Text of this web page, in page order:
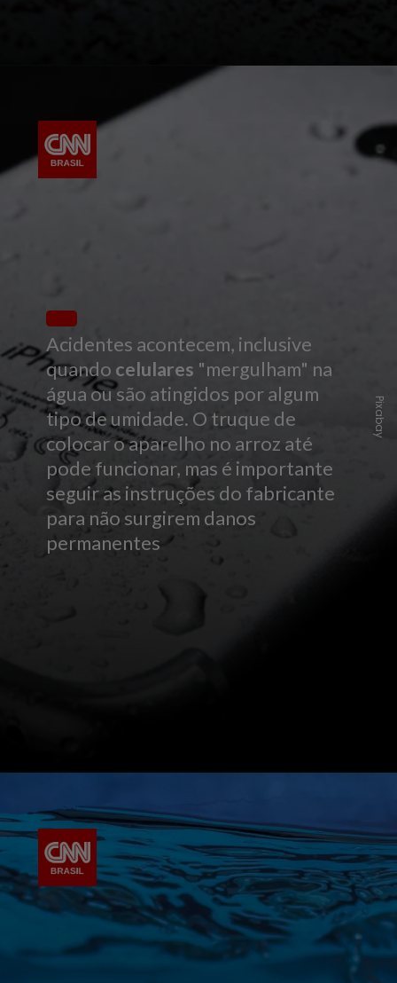
Acidentes acontecem, inclusive
quando celulares "mergulham" na
água ou são atingidos por algum
tipo de umidade. O truque de
colocar o aparelho no arroz até
pode funcionar, mas é importante
seguir as instruções do fabricante
para não surgirem danos
permanentes
Pixabay